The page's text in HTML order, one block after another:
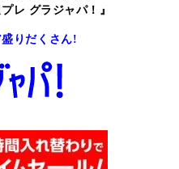
レ グラジャパ！』
りだくさん!